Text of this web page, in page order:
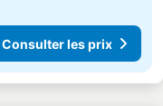
Consulter les prix